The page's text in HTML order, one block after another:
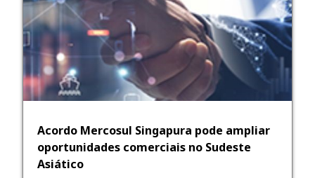
Acordo Mercosul Singapura pode ampliar
oportunidades comerciais no Sudeste
Asiático